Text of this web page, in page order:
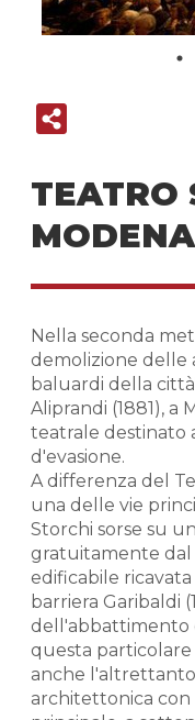
TEATRO
MODENA
Nella seconda
demolizione delle
baluardi della
Aliprandi (1881), a
teatrale destinato
d'evasione.
A differenza del
una delle vie
Storchi sorse su
gratuitamente dal
edificabile
barriera Garibaldi
dell'abbattimento
questa
anche
architettonica